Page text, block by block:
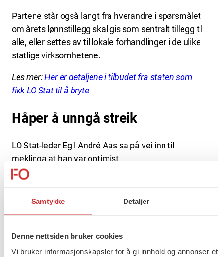
Samtykke Detaljer
Denne nettsiden bruker cookies
Vi bruker informasjonskapsler for å gi innhold og annonser
Partene står også langt fra hverandre i spørsmålet
om årets lønnstillegg skal gis som sentralt tillegg til
alle, eller settes av til lokale forhandlinger i de ulike
statlige virksomhetene.
Les mer:Her er detaljene i tilbudet fra staten som
fikk LO Stat til å bryte
Håper å unngå streik
LO Stat-leder Egil André Aas sa på vei inn til
meklinga at han var optimist.
– Jeg er alltid optimistisk, vi skylder å være det når
konstruktive for å få til en løsning, sa han.
til å komme igjennom dette. Det har vært en grei
dialog de ukene vi har meklet, men det er noen